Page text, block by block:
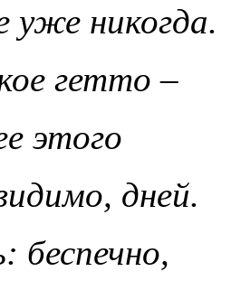
уже никогда.
гетто –
этого
дней.
беспечно,